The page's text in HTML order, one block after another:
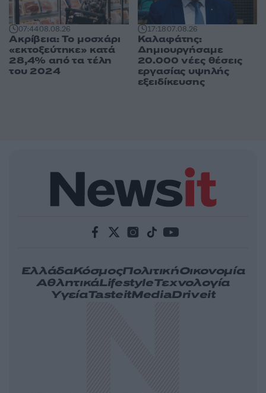
07:4408.08.26
Ακρίβεια: Το μοσχάρι
«εκτοξεύτηκε» κατά
28,4% από τα τέλη
του 2024
17:1807.08.26
Καλαφάτης:
Δημιουργήσαμε
20.000 νέες θέσεις
εργασίας υψηλής
εξειδίκευσης
ΕλλάδαΚόσμοςΠολιτικήΟικονομία
ΑθλητικάLifestyleΤεχνολογία
ΥγείαTasteitMediaDriveit